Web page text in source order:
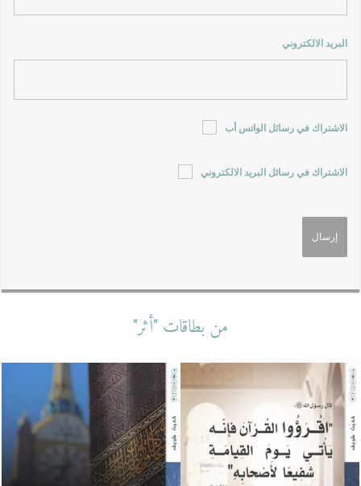
البريد الالكتروني
الاشتراك في رسائل الواتس أب
الاشتراك في رسائل البريد الالكتروني
من بطاقات "أثر"